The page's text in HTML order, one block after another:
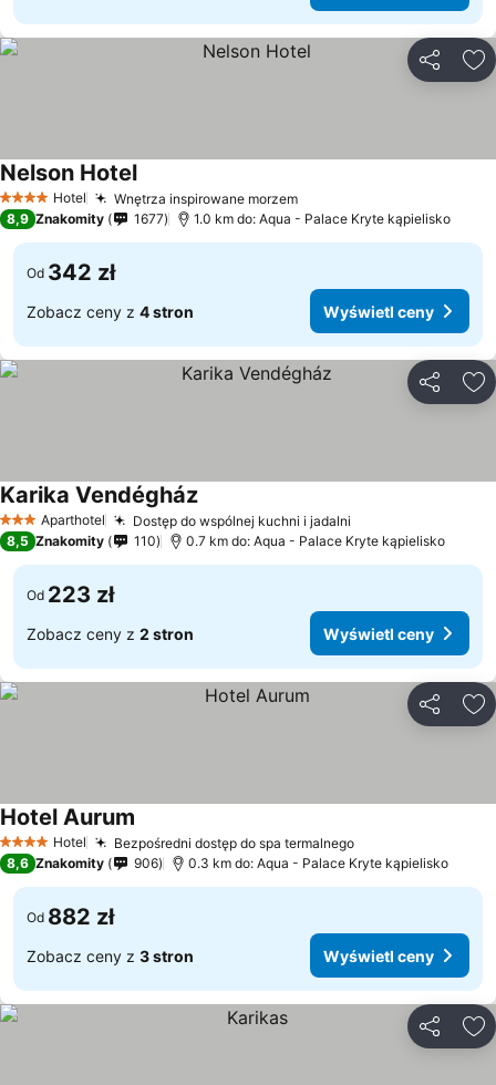
4 KategoriaHotel Wnętrza inspirowane morzem
Nelson Hotel
8,9 Znakomity 1677 1.0 km do: Aqua - Palace Kryte kąpielisko
Od 342 zł
Zobacz ceny z 4 stron Wyświetl ceny
3 KategoriaAparthotel Dostęp do wspólnej kuchni i jadalni
Karika Vendégház
8,5 Znakomity 110 0.7 km do: Aqua - Palace Kryte kąpielisko
Od 223 zł
Zobacz ceny z 2 stron Wyświetl ceny
4 KategoriaHotel Bezpośredni dostęp do spa termalnego
Hotel Aurum
8,6 Znakomity 906 0.3 km do: Aqua - Palace Kryte kąpielisko
Od 882 zł
Zobacz ceny z 3 stron Wyświetl ceny